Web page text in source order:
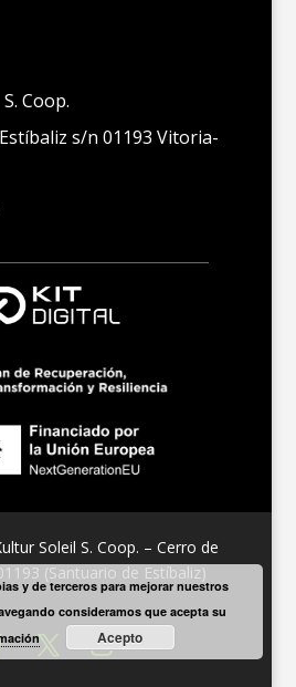
Coop.
s/n 01193 Vitoria-
Soleil S. Coop. – Cerro de
(Santuario de Estíbaliz)
y de terceros para mejorar nuestros
consideramos que acepta su
Acepto